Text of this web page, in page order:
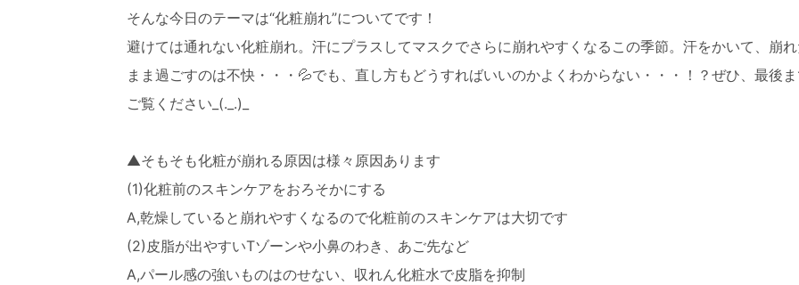
そんな今日のテーマは“化粧崩れ”についてです！
避けては通れない化粧崩れ。汗にプラスしてマスクでさらに崩れやすくなるこの季節。汗をかいて、崩
まま過ごすのは不快・・・💦でも、直し方もどうすればいいのかよくわからない・・・！？ぜひ、最後
ご覧ください_(._.)_
▲そもそも化粧が崩れる原因は様々原因あります
(1)化粧前のスキンケアをおろそかにする
A,乾燥していると崩れやすくなるので化粧前のスキンケアは大切です
(2)皮脂が出やすいTゾーンや小鼻のわき、あご先など
A,パール感の強いものはのせない、収れん化粧水で皮脂を抑制